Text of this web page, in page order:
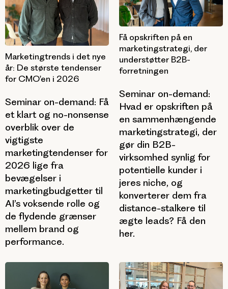
Marketingtrends i det nye
år: De største tendenser
for CMO'en i 2026
Seminar on-demand: Få
et klart og no-nonsense
overblik over de
vigtigste
marketingtendenser for
2026 lige fra
bevægelser i
marketingbudgetter til
AI’s voksende rolle og
de flydende grænser
mellem brand og
performance.
Få opskriften på en
marketingstrategi, der
understøtter B2B-
forretningen
Seminar on-demand:
Hvad er opskriften på
en sammenhængende
marketingstrategi, der
gør din B2B-
virksomhed synlig for
potentielle kunder i
jeres niche, og
konverterer dem fra
distance-stalkere til
ægte leads? Få den
her.